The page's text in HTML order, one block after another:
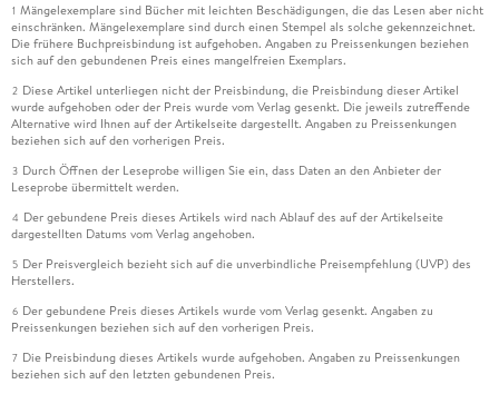
1 Mängelexemplare sind Bücher mit leichten Beschädigungen, die das Lesen aber nicht
einschränken. Mängelexemplare sind durch einen Stempel als solche gekennzeichnet.
Die frühere Buchpreisbindung ist aufgehoben. Angaben zu Preissenkungen beziehen
sich auf den gebundenen Preis eines mangelfreien Exemplars.
2 Diese Artikel unterliegen nicht der Preisbindung, die Preisbindung dieser Artikel
wurde aufgehoben oder der Preis wurde vom Verlag gesenkt. Die jeweils zutreffende
Alternative wird Ihnen auf der Artikelseite dargestellt. Angaben zu Preissenkungen
beziehen sich auf den vorherigen Preis.
3 Durch Öffnen der Leseprobe willigen Sie ein, dass Daten an den Anbieter der
Leseprobe übermittelt werden.
4 Der gebundene Preis dieses Artikels wird nach Ablauf des auf der Artikelseite
dargestellten Datums vom Verlag angehoben.
5 Der Preisvergleich bezieht sich auf die unverbindliche Preisempfehlung (UVP) des
Herstellers.
6 Der gebundene Preis dieses Artikels wurde vom Verlag gesenkt. Angaben zu
Preissenkungen beziehen sich auf den vorherigen Preis.
7 Die Preisbindung dieses Artikels wurde aufgehoben. Angaben zu Preissenkungen
beziehen sich auf den letzten gebundenen Preis.